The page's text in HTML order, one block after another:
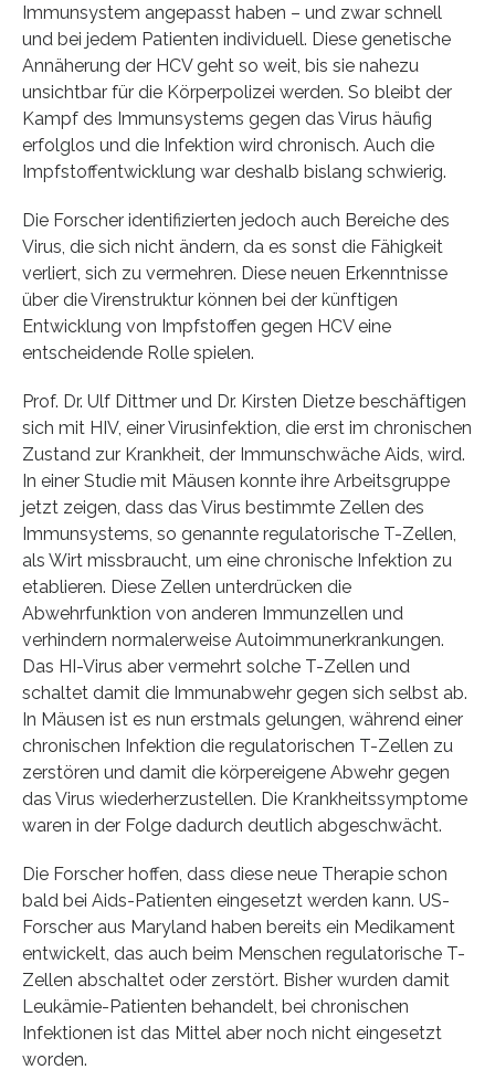
Immunsystem angepasst haben – und zwar schnell
und bei jedem Patienten individuell. Diese genetische
Annäherung der HCV geht so weit, bis sie nahezu
unsichtbar für die Körperpolizei werden. So bleibt der
Kampf des Immunsystems gegen das Virus häufig
erfolglos und die Infektion wird chronisch. Auch die
Impfstoffentwicklung war deshalb bislang schwierig.
Die Forscher identifizierten jedoch auch Bereiche des
Virus, die sich nicht ändern, da es sonst die Fähigkeit
verliert, sich zu vermehren. Diese neuen Erkenntnisse
über die Virenstruktur können bei der künftigen
Entwicklung von Impfstoffen gegen HCV eine
entscheidende Rolle spielen.
Prof. Dr. Ulf Dittmer und Dr. Kirsten Dietze beschäftigen
sich mit HIV, einer Virusinfektion, die erst im chronischen
Zustand zur Krankheit, der Immunschwäche Aids, wird.
In einer Studie mit Mäusen konnte ihre Arbeitsgruppe
jetzt zeigen, dass das Virus bestimmte Zellen des
Immunsystems, so genannte regulatorische T-Zellen,
als Wirt missbraucht, um eine chronische Infektion zu
etablieren. Diese Zellen unterdrücken die
Abwehrfunktion von anderen Immunzellen und
verhindern normalerweise Autoimmunerkrankungen.
Das HI-Virus aber vermehrt solche T-Zellen und
schaltet damit die Immunabwehr gegen sich selbst ab.
In Mäusen ist es nun erstmals gelungen, während einer
chronischen Infektion die regulatorischen T-Zellen zu
zerstören und damit die körpereigene Abwehr gegen
das Virus wiederherzustellen. Die Krankheitssymptome
waren in der Folge dadurch deutlich abgeschwächt.
Die Forscher hoffen, dass diese neue Therapie schon
bald bei Aids-Patienten eingesetzt werden kann. US-
Forscher aus Maryland haben bereits ein Medikament
entwickelt, das auch beim Menschen regulatorische T-
Zellen abschaltet oder zerstört. Bisher wurden damit
Leukämie-Patienten behandelt, bei chronischen
Infektionen ist das Mittel aber noch nicht eingesetzt
worden.